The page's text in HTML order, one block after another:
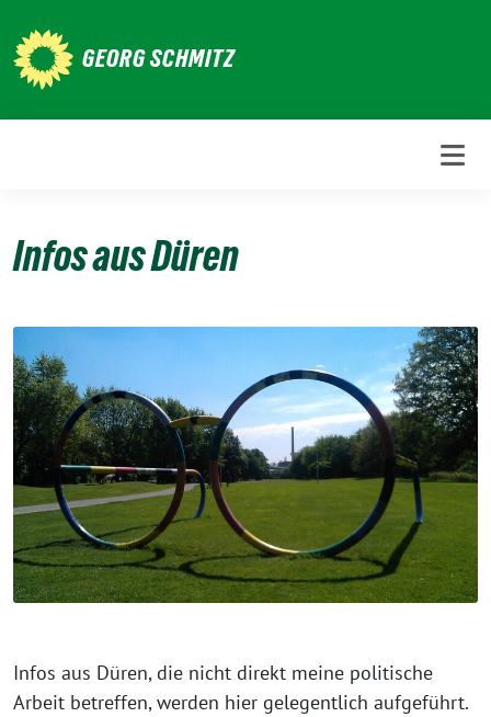
zum
Inhalt
GEORG SCHMITZ
Infos aus Düren
Infos aus Düren, die nicht direkt meine politische
Arbeit betreffen, werden hier gelegentlich aufgeführt.